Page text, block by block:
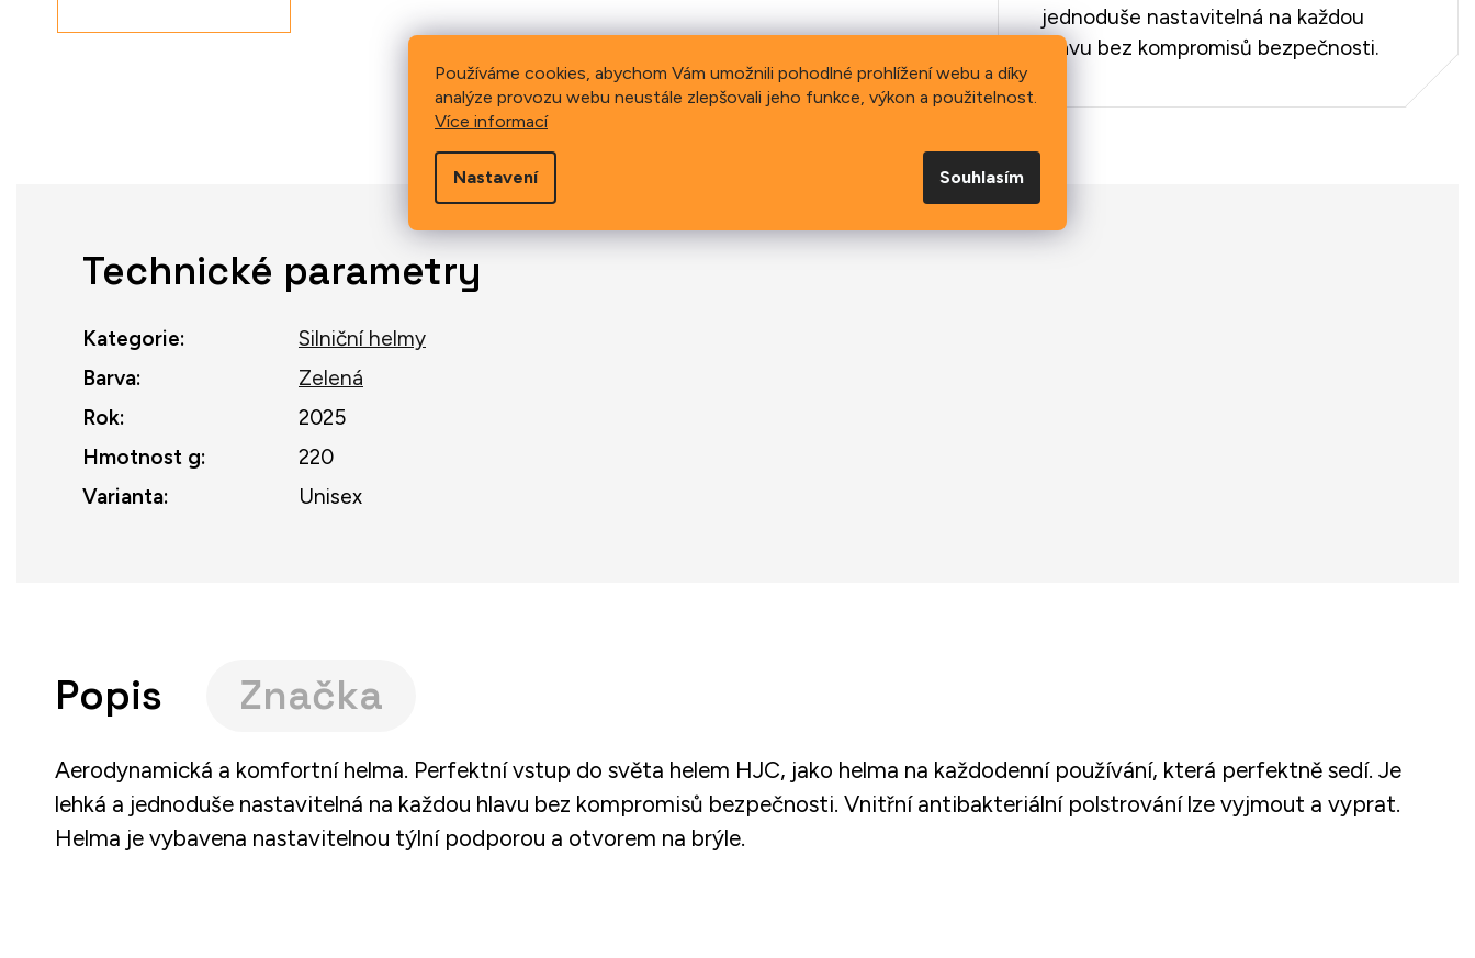
Používáme cookies, abychom Vám umožnili pohodlné prohlížení webu a díky
analýze provozu webu neustále zlepšovali jeho funkce, výkon a použitelnost.
Více informací
Nastavení Souhlasím
jednoduše nastavitelná na každou
hlavu bez kompromisů bezpečnosti.
Technické parametry
Kategorie:
Silniční helmy
Barva:
Zelená
Rok:
2025
Hmotnost g:
220
Varianta: Unisex
Popis Značka
Aerodynamická a komfortní helma. Perfektní vstup do světa helem HJC, jako helma na každodenní používání, která perfektně sedí. Je
lehká a jednoduše nastavitelná na každou hlavu bez kompromisů bezpečnosti. Vnitřní antibakteriální polstrování lze vyjmout a vyprat.
Helma je vybavena nastavitelnou týlní podporou a otvorem na brýle.